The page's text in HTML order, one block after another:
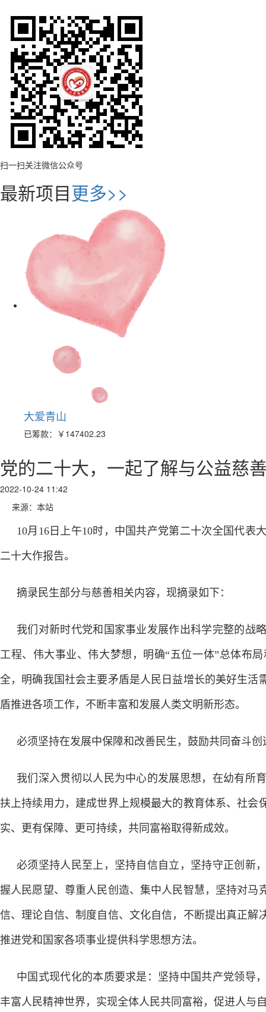
扫一扫关注微信公众号
最新项目更多>>
大爱青山
已筹款： ￥147402.23
党的二十大，一起了解与公益慈
2022-10-24 11:42
来源：本站
10月16日上午10时，中国共产党第二十次全国代
二十大作报告。
摘录民生部分与慈善相关内容，现摘录如下：
我们对新时代党和国家事业发展作出科学完整的战
工程、伟大事业、伟大梦想，明确“五位一体”总体布
全，明确我国社会主要矛盾是人民日益增长的美好生
盾推进各项工作，不断丰富和发展人类文明新形态。
必须坚持在发展中保障和改善民生，鼓励共同奋斗
我们深入贯彻以人民为中心的发展思想，在幼有所
扶上持续用力，建成世界上规模最大的教育体系、社
实、更有保障、更可持续，共同富裕取得新成效。
必须坚持人民至上，坚持自信自立，坚持守正创新
握人民愿望、尊重人民创造、集中人民智慧，坚持对
信、理论自信、制度自信、文化自信，不断提出真正
推进党和国家各项事业提供科学思想方法。
中国式现代化的本质要求是：坚持中国共产党领导
丰富人民精神世界，实现全体人民共同富裕，促进人与